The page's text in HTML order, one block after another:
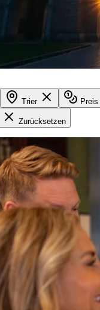
Trier Preis
Zurücksetzen